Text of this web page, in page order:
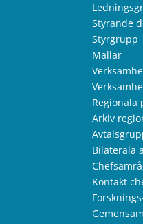
Styrande
Styrgrupp
Mallar
Regionala
Arkiv
Bilaterala
Kontakt